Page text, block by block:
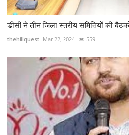
डीसी ने तीन जिला स्तरीय समितियों की
thehillquest Mar 22, 2024 559